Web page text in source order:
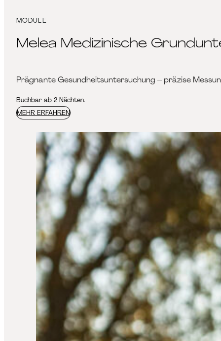
Melea Medizinische
MODULE
Prägnante Gesundheitsuntersuchung – präzise
Buchbar ab 2 Nächten.
MEHR ERFAHREN